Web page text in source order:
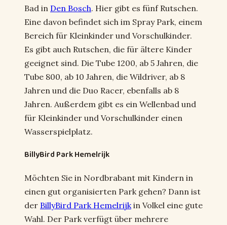
Bad in Den Bosch. Hier gibt es fünf Rutschen.
Eine davon befindet sich im Spray Park, einem
Bereich für Kleinkinder und Vorschulkinder.
Es gibt auch Rutschen, die für ältere Kinder
geeignet sind. Die Tube 1200, ab 5 Jahren, die
Tube 800, ab 10 Jahren, die Wildriver, ab 8
Jahren und die Duo Racer, ebenfalls ab 8
Jahren. Außerdem gibt es ein Wellenbad und
für Kleinkinder und Vorschulkinder einen
Wasserspielplatz.
BillyBird Park Hemelrijk
Möchten Sie in Nordbrabant mit Kindern in
einen gut organisierten Park gehen? Dann ist
der BillyBird Park Hemelrijkin Volkel eine gute
Wahl. Der Park verfügt über mehrere